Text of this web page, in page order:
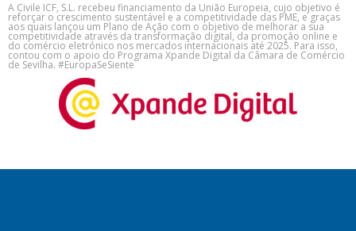
A Civile ICF, S.L. recebeu financiamento da União Europeia, cujo objetivo é
reforçar o crescimento sustentável e a competitividade das PME, e graças
aos quais lançou um Plano de Ação com o objetivo de melhorar a sua
competitividade através da transformação digital, da promoção online e
do comércio eletrónico nos mercados internacionais até 2025. Para isso,
contou com o apoio do Programa Xpande Digital da Câmara de Comércio
de Sevilha. #EuropaSeSiente